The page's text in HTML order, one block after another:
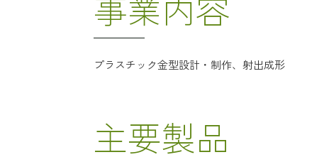
プラスチック金型設計・制作、射出成形
主要製品